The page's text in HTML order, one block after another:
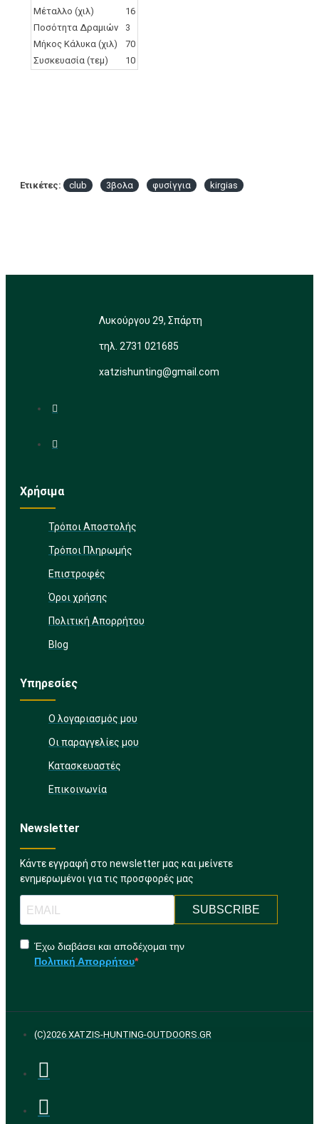
Μέταλλο (χιλ)
16
Ποσότητα Δραμιών
3
Μήκος Κάλυκα (χιλ)
70
Συσκευασία (τεμ)
10
Ετικέτες: club 3βολα φυσίγγια kirgias
Λυκούργου 29, Σπάρτη
τηλ. 2731 021685
xatzishunting@gmail.com
Χρήσιμα
Τρόποι Αποστολής
Τρόποι Πληρωμής
Επιστροφές
Όροι χρήσης
Πολιτική Απορρήτου
Blog
Υπηρεσίες
Ο λογαριασμός μου
Οι παραγγελίες μου
Κατασκευαστές
Επικοινωνία
Newsletter
Κάντε εγγραφή στο newsletter μας και μείνετε
ενημερωμένοι για τις προσφορές μας
SUBSCRIBE
Έχω διαβάσει και αποδέχομαι την
Πολιτική Απορρήτου
(C)2026 XATZIS-HUNTING-OUTDOORS.GR